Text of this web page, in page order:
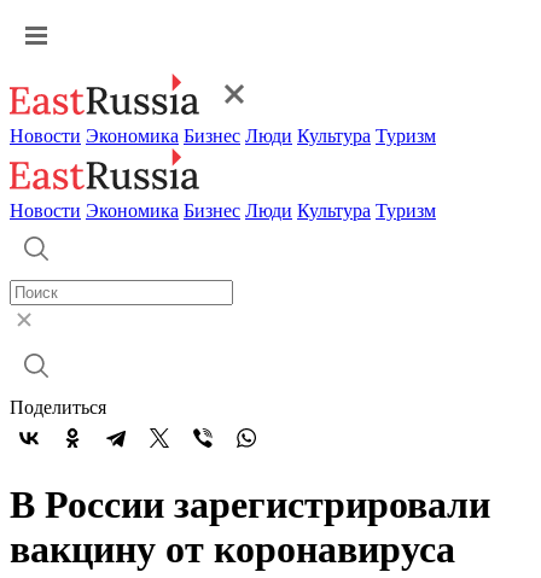
Новости Экономика Бизнес Люди Культура Туризм
Новости Экономика Бизнес Люди Культура Туризм
Поделиться
В России зарегистрировали
вакцину от коронавируса